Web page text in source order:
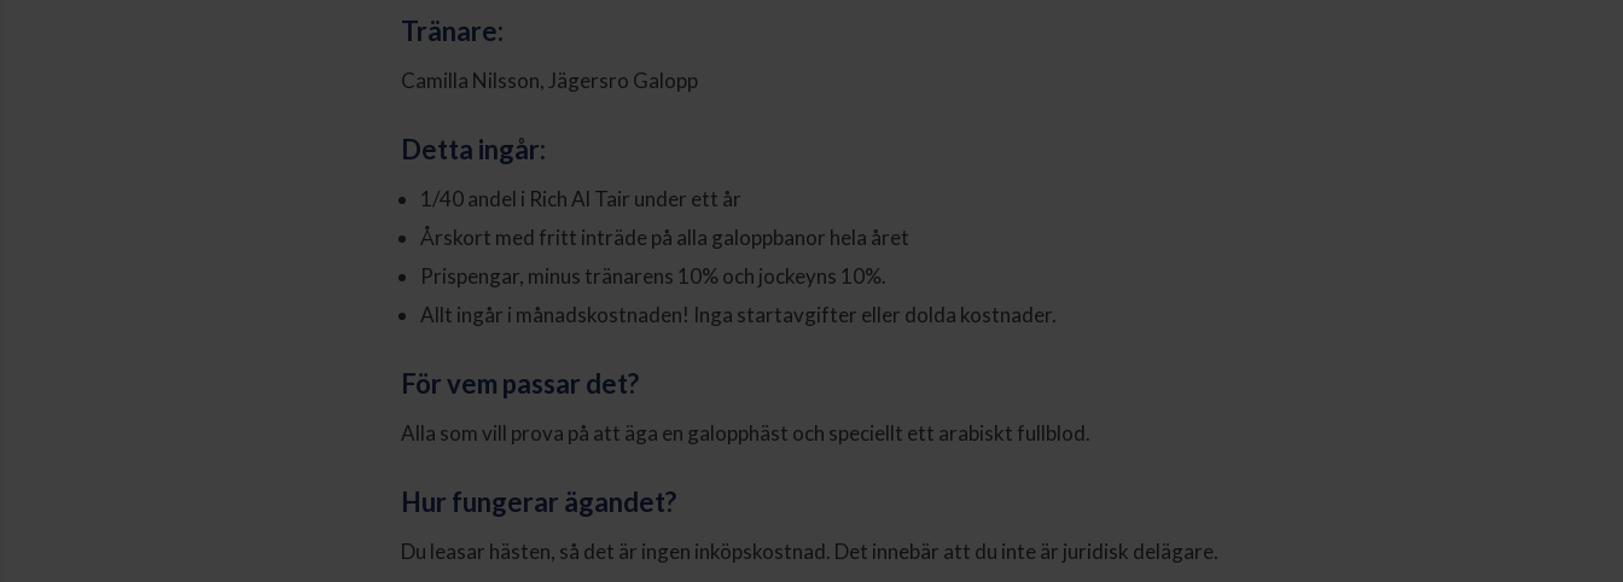
Tränare:
Camilla Nilsson, Jägersro Galopp
Detta ingår:
1/40 andel i Rich Al Tair under ett år
Årskort med fritt inträde på alla galoppbanor hela året
Prispengar, minus tränarens 10% och jockeyns 10%.
Allt ingår i månadskostnaden! Inga startavgifter eller dolda kostnader.
För vem passar det?
Alla som vill prova på att äga en galopphäst och speciellt ett arabiskt fullblod.
Hur fungerar ägandet?
Du leasar hästen, så det är ingen inköpskostnad. Det innebär att du inte är juridisk delägare.